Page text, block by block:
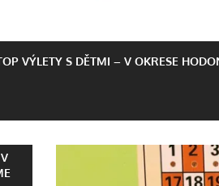
VÝLETY S DĚTMI – V OKRESE